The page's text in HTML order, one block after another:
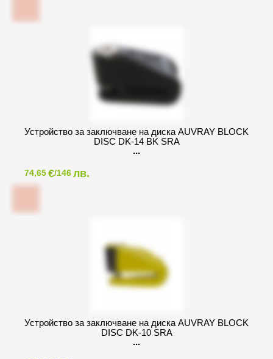
Устройство за заключване на диска AUVRAY BLOCK
DISC DK-14 BK SRA
74,65€/146лв.
Устройство за заключване на диска AUVRAY BLOCK
DISC DK-10 SRA